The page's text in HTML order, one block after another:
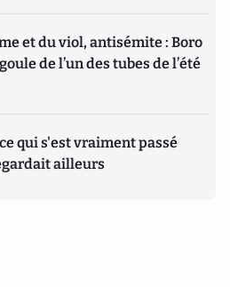
et du viol, antisémite : Boro
de l’un des tubes de l’été
qui s'est vraiment passé
ailleurs